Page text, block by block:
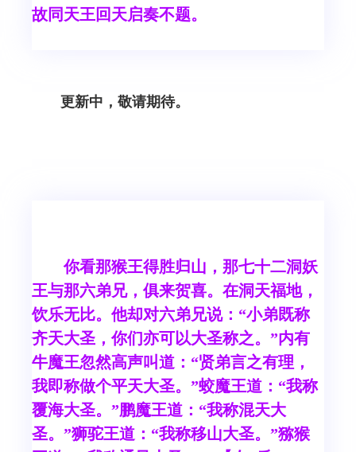
故同天王回天启奏不题。
更新中，敬请期待。
你看那猴王得胜归山，那七十二洞妖
王与那六弟兄，俱来贺喜。在洞天福地，
饮乐无比。他却对六弟兄说：“小弟既称
齐天大圣，你们亦可以大圣称之。”内有
牛魔王忽然高声叫道：“贤弟言之有理，
我即称做个平天大圣。”蛟魔王道：“我称
覆海大圣。”鹏魔王道：“我称混天大
圣。”狮驼王道：“我称移山大圣。”猕猴